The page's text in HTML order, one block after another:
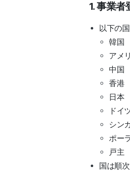
1. 事業者
以下の
韓国
アメ
中国
香港
日本
ドイ
シン
ポー
戸主
国は順